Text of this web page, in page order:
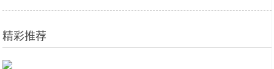
精彩推荐